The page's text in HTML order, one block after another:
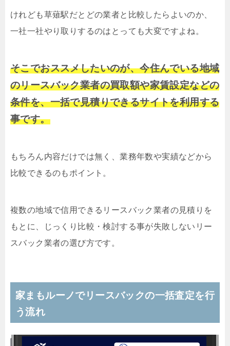
けれども草薙駅だとどの業者と比較したらよいのか、
一社一社やり取りするのはとっても大変ですよね。
そこでおススメしたいのが、今住んでいる地域
のリースバック業者の買取額や家賃設定などの
条件を、一括で見積りできるサイトを利用する
事です。
もちろん内容だけでは無く、業務年数や実績などから
比較できるのもポイント。
複数の地域で信用できるリースバック業者の見積りを
もとに、じっくり比較・検討する事が失敗しないリー
スバック業者の選び方です。
家まもルーノでリースバックの一括査定を行
う流れ